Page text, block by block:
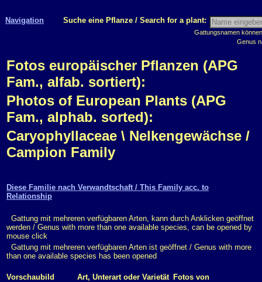
Navigation Suche eine Pflanze / Search for a plant:
Gattungsnamen
Genus
Fotos europäischer Pflanzen (APG
Fam., alfab. sortiert):
Photos of European Plants (APG
Fam., alphab. sorted):
Caryophyllaceae \ Nelkengewächse /
Campion Family
Diese Familie nach Verwandtschaft / This Family acc. to
Relationship
Gattung mit mehreren verfügbaren Arten, kann durch Anklicken geöffnet
werden / Genus with more than one available species, can be opened by
mouse click
Gattung mit mehreren verfügbaren Arten ist geöffnet / Genus with more
than one available species has been opened
Vorschaubild Art, Unterart oder Varietät Fotos von